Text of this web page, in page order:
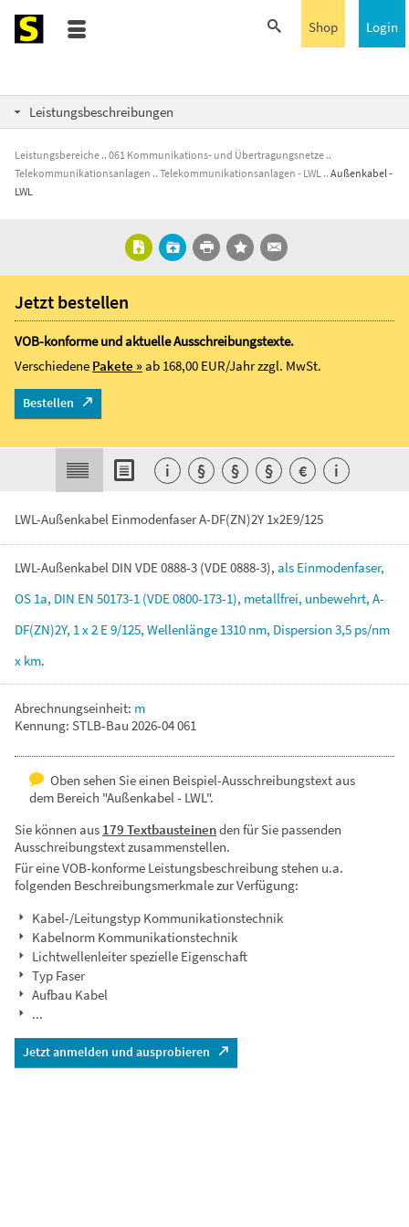
Login
Shop
Leistungsbeschreibungen
Leistungsbereiche
061 Kommunikations- und Übertragungsnetze
Telekommunikationsanlagen
Telekommunikationsanlagen - LWL
Außenkabel -
LWL
LWL-Außenkabel Einmodenfaser A-DF(ZN)2Y 1x2E9/125
LWL-Außenkabel DIN VDE0888-3 (VDE0888-3), als Einmodenfaser,
OS 1a, DIN EN 50173-1 (VDE0800-173-1), metallfrei, unbewehrt, A-
DF(ZN)2Y, 1x2 E9/125, Wellenlänge 1310 nm, Dispersion 3,5 ps/nm
x km.
Abrechnungseinheit: m
Kennung: STLB-Bau 2026-04 061
Oben sehen Sie einen Beispiel-Ausschreibungstext aus
dem Bereich "Außenkabel - LWL".
Sie können aus 179 Textbausteinenden für Sie passenden
Ausschreibungstext zusammenstellen.
Für eine VOB-konforme Leistungsbeschreibung stehen u.a.
folgenden Beschreibungsmerkmale zur Verfügung:
Kabel-/Leitungstyp Kommunikationstechnik
Kabelnorm Kommunikationstechnik
Lichtwellenleiter spezielle Eigenschaft
Typ Faser
Aufbau Kabel
...
Jetzt anmelden und ausprobieren
Jetzt bestellen
VOB-konforme und aktuelle Ausschreibungstexte.
Verschiedene Pakete »ab 168,00 EUR/Jahrzzgl. MwSt.
Bestellen
i § § § € i